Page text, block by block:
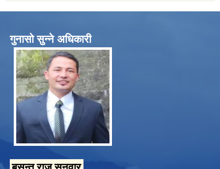
गुनासो सुन्ने अधिकारी